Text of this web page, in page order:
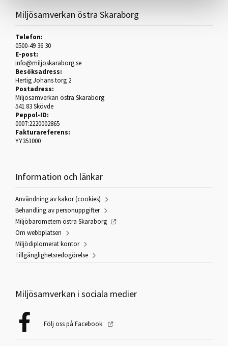
Miljösamverkan östra Skaraborg
Telefon:
0500-49 36 30
E-post:
info@miljoskaraborg.se
Besöksadress:
Hertig Johans torg 2
Postadress:
Miljösamverkan östra Skaraborg
541 83 Skövde
Peppol-ID:
0007:2220002865
Fakturareferens:
YY351000
Information och länkar
Användning av kakor (cookies)
Behandling av personuppgifter
Miljöbarometern östra Skaraborg
Om webbplatsen
Miljödiplomerat kontor
Tillgänglighetsredogörelse
Miljösamverkan i sociala medier
Följ oss på Facebook